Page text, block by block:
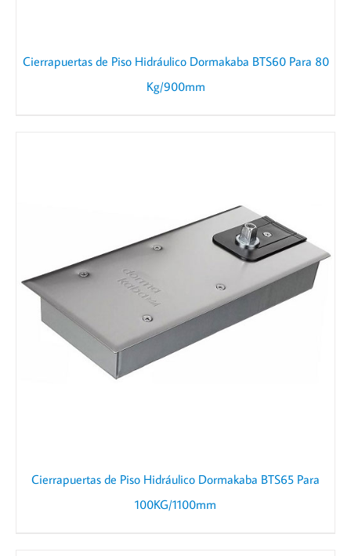
Cierrapuertas de Piso Hidráulico Dormakaba BTS60 Para 80
Kg/900mm
Cierrapuertas de Piso Hidráulico Dormakaba BTS65 Para
100KG/1100mm